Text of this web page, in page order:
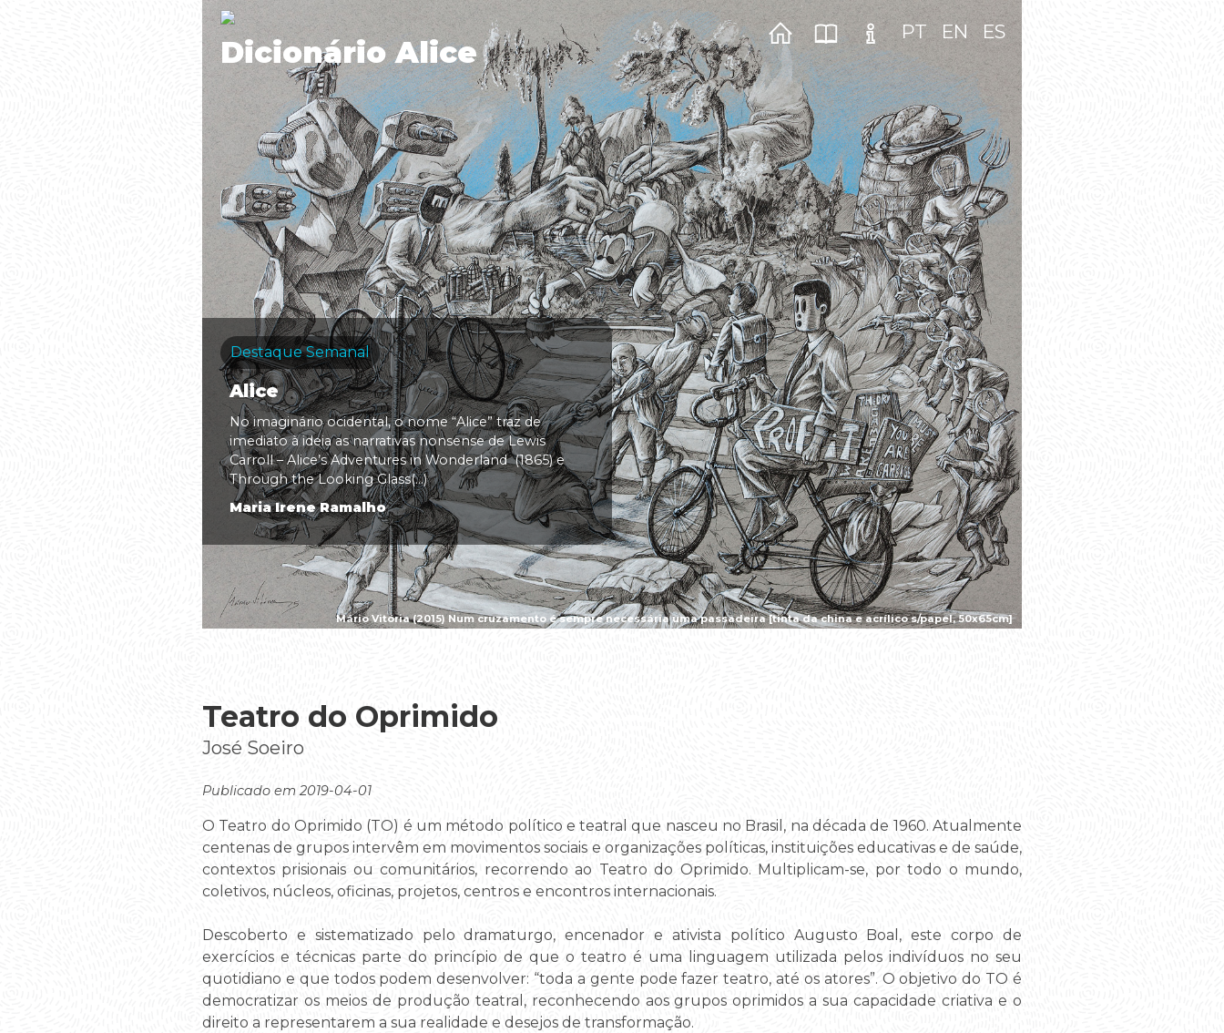
Mário Vitória (2015) Num cruzamento é sempre necessária uma passadeira [tinta da china e acrílico s/papel, 50x65cm]
Dicionário Alice
PT EN ES
Destaque Semanal
Alice
No imaginário ocidental, o nome “Alice” traz de
imediato à ideia as narrativas nonsense de Lewis
Carroll – Alice’s Adventures in Wonderland (1865) e
Through the Looking Glass(...)
Maria Irene Ramalho
Teatro do Oprimido
José Soeiro
Publicado em 2019-04-01
O Teatro do Oprimido (TO) é um método político e teatral que nasceu no Brasil, na década de 1960. Atualmente
centenas de grupos intervêm em movimentos sociais e organizações políticas, instituições educativas e de saúde,
contextos prisionais ou comunitários, recorrendo ao Teatro do Oprimido. Multiplicam-se, por todo o mundo,
coletivos, núcleos, oficinas, projetos, centros e encontros internacionais.
Descoberto e sistematizado pelo dramaturgo, encenador e ativista político Augusto Boal, este corpo de
exercícios e técnicas parte do princípio de que o teatro é uma linguagem utilizada pelos indivíduos no seu
quotidiano e que todos podem desenvolver: “toda a gente pode fazer teatro, até os atores”. O objetivo do TO é
democratizar os meios de produção teatral, reconhecendo aos grupos oprimidos a sua capacidade criativa e o
direito a representarem a sua realidade e desejos de transformação.